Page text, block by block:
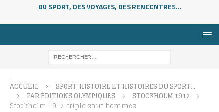
DU SPORT, DES VOYAGES, DES RENCONTRES...
ACCUEIL
SPORT, HISTOIRE ET HISTOIRES DU SPORT…
PAR ÉDITIONS OLYMPIQUES
STOCKHOLM 1912
Stockholm 1912-triple saut hommes